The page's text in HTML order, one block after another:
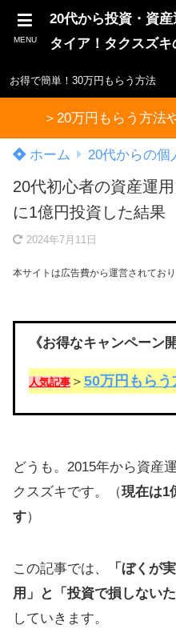
MENU
20代から投資・資
タイア！タクスズキ
お得で簡単！30万円もらう方法
＞20万円もらう方法
ホーム 20代からの個
20代初心者の資産運
に1億円投資した結果
2024年7月11日
本サイトは広告費から運営されており
《お得なキャンペーン
人気記事 ＞ 50万円もらう
どうも。2015年から資産
クスズキです。（現在は1
す）
この記事では、
「ぼくが
用」と「投資で損しない
していきます。